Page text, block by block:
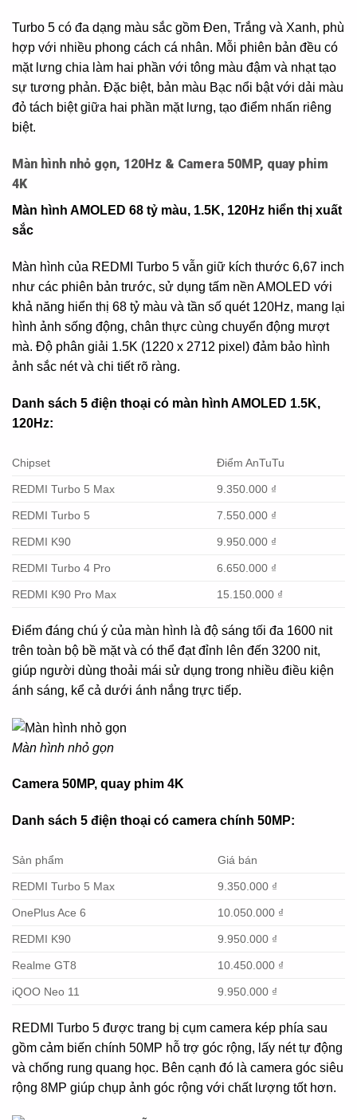
Turbo 5 có đa dạng màu sắc gồm Đen, Trắng và Xanh, phù
hợp với nhiều phong cách cá nhân. Mỗi phiên bản đều có
mặt lưng chia làm hai phần với tông màu đậm và nhạt tạo
sự tương phản. Đặc biệt, bản màu Bạc nổi bật với dải màu
đỏ tách biệt giữa hai phần mặt lưng, tạo điểm nhấn riêng
biệt.
Màn hình nhỏ gọn, 120Hz & Camera 50MP, quay phim
4K
Màn hình AMOLED 68 tỷ màu, 1.5K, 120Hz hiển thị xuất
sắc
Màn hình của REDMI Turbo 5 vẫn giữ kích thước 6,67 inch
như các phiên bản trước, sử dụng tấm nền AMOLED với
khả năng hiển thị 68 tỷ màu và tần số quét 120Hz, mang lại
hình ảnh sống động, chân thực cùng chuyển động mượt
mà. Độ phân giải 1.5K (1220 x 2712 pixel) đảm bảo hình
ảnh sắc nét và chi tiết rõ ràng.
Danh sách 5 điện thoại có màn hình AMOLED 1.5K,
120Hz:
Chipset Điểm AnTuTu
REDMI Turbo 5 Max 9.350.000 ₫
REDMI Turbo 5 7.550.000 ₫
REDMI K90 9.950.000 ₫
REDMI Turbo 4 Pro 6.650.000 ₫
REDMI K90 Pro Max 15.150.000 ₫
Điểm đáng chú ý của màn hình là độ sáng tối đa 1600 nit
trên toàn bộ bề mặt và có thể đạt đỉnh lên đến 3200 nit,
giúp người dùng thoải mái sử dụng trong nhiều điều kiện
ánh sáng, kể cả dưới ánh nắng trực tiếp.
Màn hình nhỏ gọn
Camera 50MP, quay phim 4K
Danh sách 5 điện thoại có camera chính 50MP:
Sản phẩm Giá bán
REDMI Turbo 5 Max 9.350.000 ₫
OnePlus Ace 6 10.050.000 ₫
REDMI K90 9.950.000 ₫
Realme GT8 10.450.000 ₫
iQOO Neo 11 9.950.000 ₫
REDMI Turbo 5 được trang bị cụm camera kép phía sau
gồm cảm biến chính 50MP hỗ trợ góc rộng, lấy nét tự động
và chống rung quang học. Bên cạnh đó là camera góc siêu
rộng 8MP giúp chụp ảnh góc rộng với chất lượng tốt hơn.